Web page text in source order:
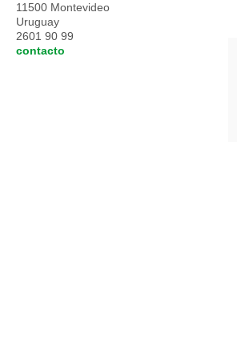
11500 Montevideo
Uruguay
2601 90 99
contacto